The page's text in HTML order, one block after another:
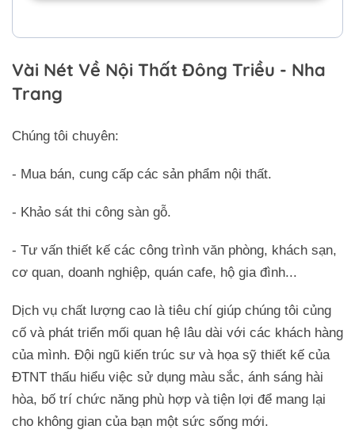
Vài Nét Về Nội Thất Đông Triều - Nha
Trang
Chúng tôi chuyên:
- Mua bán, cung cấp các sản phẩm nội thất.
- Khảo sát thi công sàn gỗ.
- Tư vấn thiết kế các công trình văn phòng, khách sạn,
cơ quan, doanh nghiệp, quán cafe, hộ gia đình...
Dịch vụ chất lượng cao là tiêu chí giúp chúng tôi củng
cố và phát triển mối quan hệ lâu dài với các khách hàng
của mình. Đội ngũ kiến trúc sư và họa sỹ thiết kế của
ĐTNT thấu hiểu việc sử dụng màu sắc, ánh sáng hài
hòa, bố trí chức năng phù hợp và tiện lợi để mang lại
cho không gian của bạn một sức sống mới.